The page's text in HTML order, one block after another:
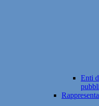
Enti